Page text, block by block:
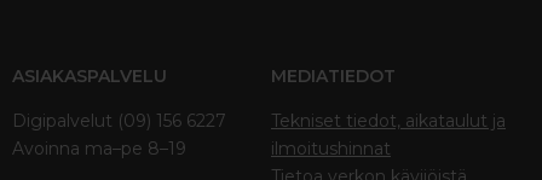
ASIAKASPALVELU
Digipalvelut (09) 156 6227
Avoinna ma–pe 8–19
MEDIATIEDOT
Tekniset tiedot, aikataulut ja
ilmoitushinnat